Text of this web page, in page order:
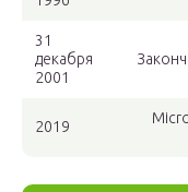
31
декабря
2001
2019